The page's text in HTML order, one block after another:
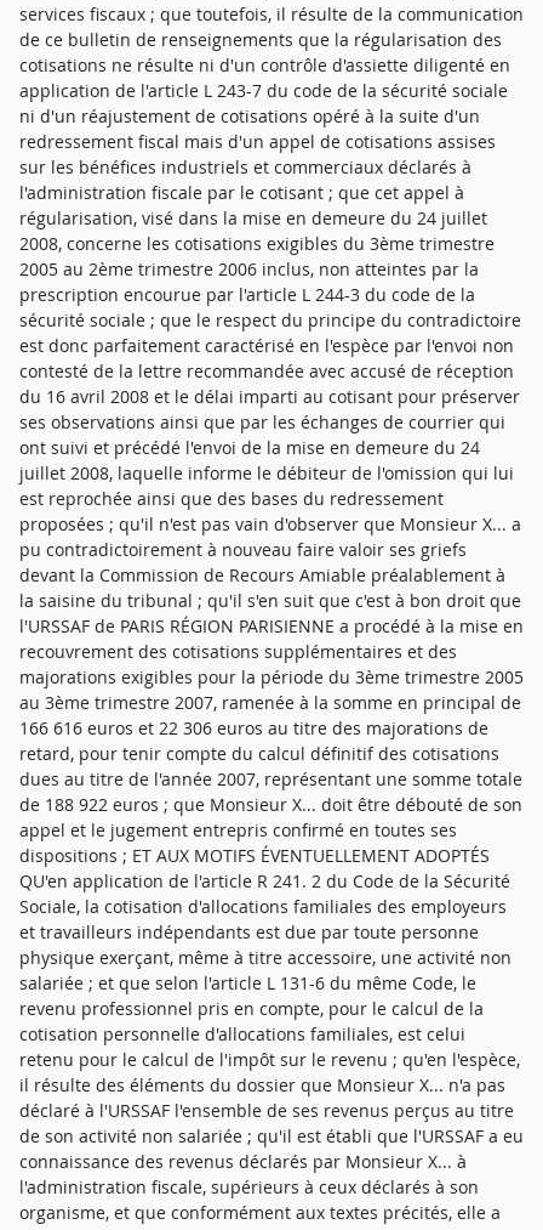
services fiscaux ; que toutefois, il résulte de la communication
de ce bulletin de renseignements que la régularisation des
cotisations ne résulte ni d'un contrôle d'assiette diligenté en
application de l'article L 243-7 du code de la sécurité sociale
ni d'un réajustement de cotisations opéré à la suite d'un
redressement fiscal mais d'un appel de cotisations assises
sur les bénéfices industriels et commerciaux déclarés à
l'administration fiscale par le cotisant ; que cet appel à
régularisation, visé dans la mise en demeure du 24 juillet
2008, concerne les cotisations exigibles du 3ème trimestre
2005 au 2ème trimestre 2006 inclus, non atteintes par la
prescription encourue par l'article L 244-3 du code de la
sécurité sociale ; que le respect du principe du contradictoire
est donc parfaitement caractérisé en l'espèce par l'envoi non
contesté de la lettre recommandée avec accusé de réception
du 16 avril 2008 et le délai imparti au cotisant pour préserver
ses observations ainsi que par les échanges de courrier qui
ont suivi et précédé l'envoi de la mise en demeure du 24
juillet 2008, laquelle informe le débiteur de l'omission qui lui
est reprochée ainsi que des bases du redressement
proposées ; qu'il n'est pas vain d'observer que Monsieur X... a
pu contradictoirement à nouveau faire valoir ses griefs
devant la Commission de Recours Amiable préalablement à
la saisine du tribunal ; qu'il s'en suit que c'est à bon droit que
l'URSSAF de PARIS RÉGION PARISIENNE a procédé à la mise en
recouvrement des cotisations supplémentaires et des
majorations exigibles pour la période du 3ème trimestre 2005
au 3ème trimestre 2007, ramenée à la somme en principal de
166 616 euros et 22 306 euros au titre des majorations de
retard, pour tenir compte du calcul définitif des cotisations
dues au titre de l'année 2007, représentant une somme totale
de 188 922 euros ; que Monsieur X... doit être débouté de son
appel et le jugement entrepris confirmé en toutes ses
dispositions ; ET AUX MOTIFS ÉVENTUELLEMENT ADOPTÉS
QU'en application de l'article R 241. 2 du Code de la Sécurité
Sociale, la cotisation d'allocations familiales des employeurs
et travailleurs indépendants est due par toute personne
physique exerçant, même à titre accessoire, une activité non
salariée ; et que selon l'article L 131-6 du même Code, le
revenu professionnel pris en compte, pour le calcul de la
cotisation personnelle d'allocations familiales, est celui
retenu pour le calcul de l'impôt sur le revenu ; qu'en l'espèce,
il résulte des éléments du dossier que Monsieur X... n'a pas
déclaré à l'URSSAF l'ensemble de ses revenus perçus au titre
de son activité non salariée ; qu'il est établi que l'URSSAF a eu
connaissance des revenus déclarés par Monsieur X... à
l'administration fiscale, supérieurs à ceux déclarés à son
organisme, et que conformément aux textes précités, elle a